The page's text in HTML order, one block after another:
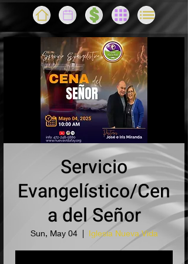
Servicio
Evangelístico/Cen
a del Señor
Sun, May 04
  |
Iglesia Nueva Vida